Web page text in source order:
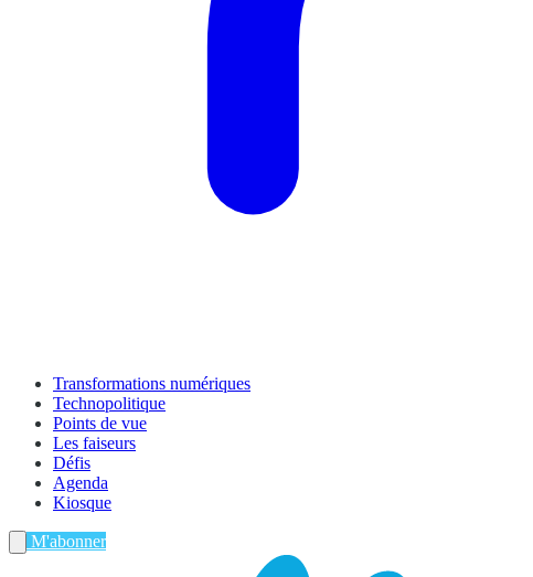
Transformations numériques
Technopolitique
Points de vue
Les faiseurs
Défis
Agenda
Kiosque
M'abonner